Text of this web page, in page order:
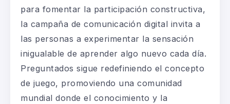
para fomentar la participación constructiva,
la campaña de comunicación digital invita a
las personas a experimentar la sensación
inigualable de aprender algo nuevo cada día.
Preguntados sigue redefiniendo el concepto
de juego, promoviendo una comunidad
mundial donde el conocimiento y la